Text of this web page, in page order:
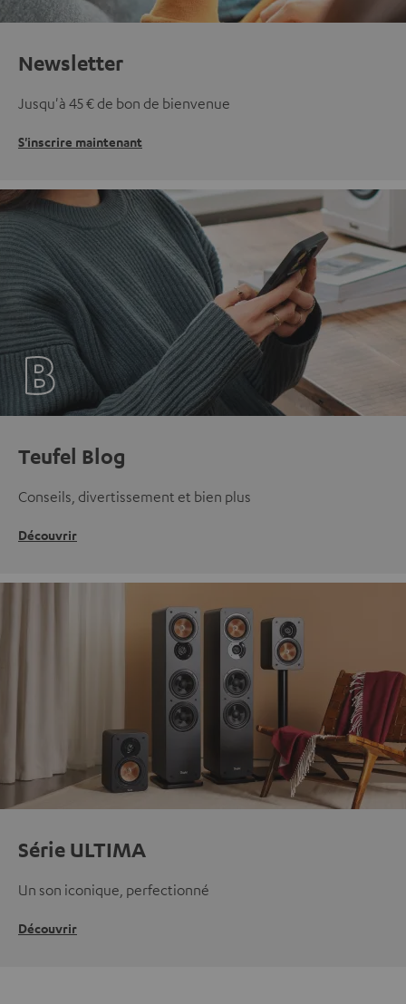
Newsletter
Jusqu'à 45 € de bon de bienvenue
S'inscrire maintenant
Teufel Blog
Conseils, divertissement et bien plus
Découvrir
Série ULTIMA
Un son iconique, perfectionné
Découvrir